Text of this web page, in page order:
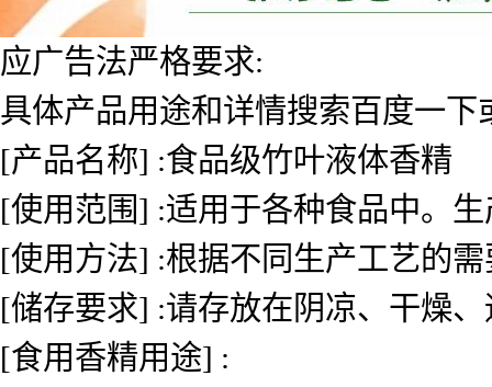
应广告法严格要求:
具体产品用途和详情搜索百度一
[产品名称] :食品级竹叶液体香精
[使用范围] :适用于各种食品中。
[使用方法] :根据不同生产工艺的
[储存要求] :请存放在阴凉、干燥
[食用香精用途] :